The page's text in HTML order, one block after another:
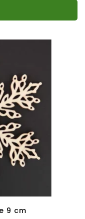
9 cm